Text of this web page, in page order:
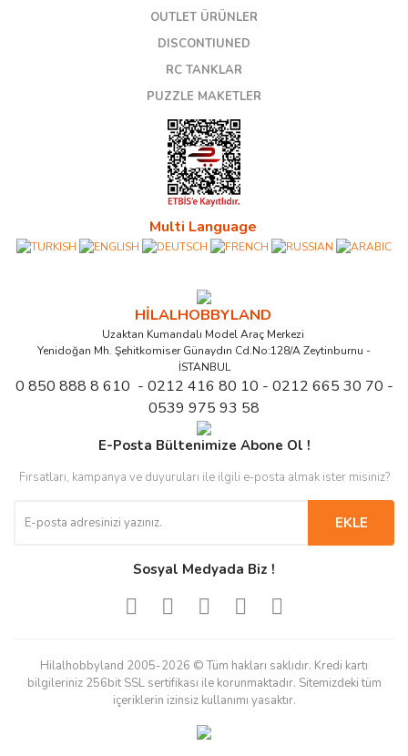
OUTLET ÜRÜNLER
DISCONTIUNED
RC TANKLAR
PUZZLE MAKETLER
Multi Language
HİLALHOBBYLAND
Uzaktan Kumandalı Model Araç Merkezi
Yenidoğan Mh. Şehitkomiser Günaydın Cd.No:128/A Zeytinburnu -
İSTANBUL
0 850 888 8 610 - 0212 416 80 10 - 0212 665 30 70 -
0539 975 93 58
E-Posta Bültenimize Abone Ol !
Fırsatları, kampanya ve duyuruları ile ilgili e-posta almak ister misiniz?
EKLE
Sosyal Medyada Biz !
Hilalhobbyland 2005-2026 © Tüm hakları saklıdır. Kredi kartı
bilgileriniz 256bit SSL sertifikası ile korunmaktadır. Sitemizdeki tüm
içeriklerin izinsiz kullanımı yasaktır.